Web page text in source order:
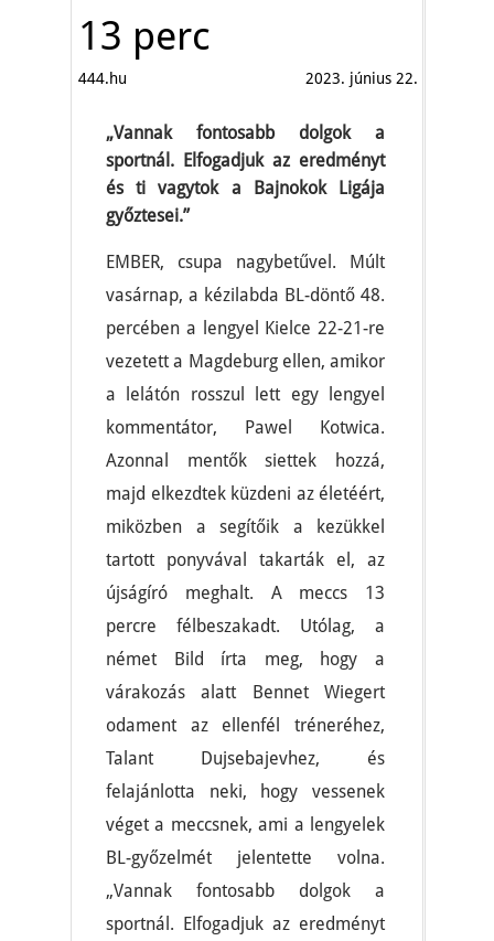
13 perc
444.hu 2023. június 22.
„Vannak fontosabb dolgok a
sportnál. Elfogadjuk az eredményt
és ti vagytok a Bajnokok Ligája
győztesei.”
EMBER, csupa nagybetűvel. Múlt
vasárnap, a kézilabda BL-döntő 48.
percében a lengyel Kielce 22-21-re
vezetett a Magdeburg ellen, amikor
a lelátón rosszul lett egy lengyel
kommentátor, Pawel Kotwica.
Azonnal mentők siettek hozzá,
majd elkezdtek küzdeni az életéért,
miközben a segítőik a kezükkel
tartott ponyvával takarták el, az
újságíró meghalt. A meccs 13
percre félbeszakadt. Utólag, a
német Bild írta meg, hogy a
várakozás alatt Bennet Wiegert
odament az ellenfél tréneréhez,
Talant Dujsebajevhez, és
felajánlotta neki, hogy vessenek
véget a meccsnek, ami a lengyelek
BL-győzelmét jelentette volna.
„Vannak fontosabb dolgok a
sportnál. Elfogadjuk az eredményt